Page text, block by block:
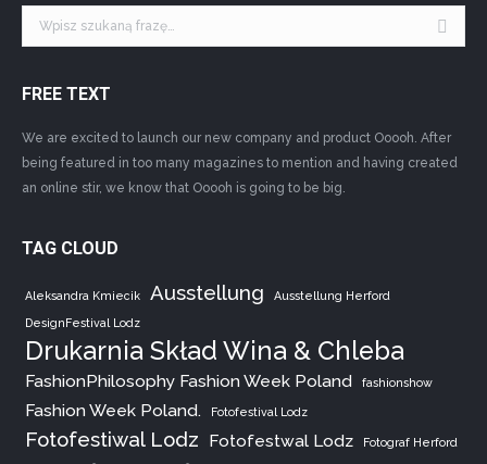
Szukaj:
FREE TEXT
We are excited to launch our new company and product Ooooh. After
being featured in too many magazines to mention and having created
an online stir, we know that Ooooh is going to be big.
TAG CLOUD
Aleksandra Kmiecik Ausstellung Ausstellung Herford
DesignFestival Lodz
Drukarnia Skład Wina & Chleba
FashionPhilosophy Fashion Week Poland fashionshow
Fashion Week Poland. Fotofestival Lodz
Fotofestiwal Lodz Fotofestwal Lodz Fotograf Herford